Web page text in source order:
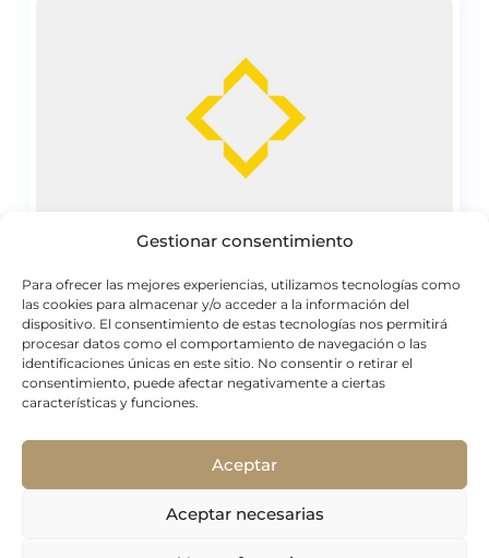
Gestionar consentimiento
Para ofrecer las mejores experiencias, utilizamos tecnologías como
las cookies para almacenar y/o acceder a la información del
dispositivo. El consentimiento de estas tecnologías nos permitirá
procesar datos como el comportamiento de navegación o las
identificaciones únicas en este sitio. No consentir o retirar el
consentimiento, puede afectar negativamente a ciertas
características y funciones.
Aceptar
Aceptar necesarias
Start
DIT HEM I PARADISET FASTIGHETSMÄKLERI I GRAN
CANARIA Köpa Sälja Hyra En tjänst av Elit I Gran
Canaria har vi etablerat oss som fastighetsbyrån som
omdefinierar köpupplevelsen och försäljningen. Vår fi
...